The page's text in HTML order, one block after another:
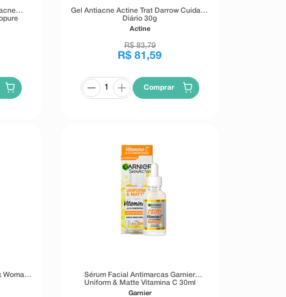
400g
Gel Antiacne Actine Trat Darrow Cuidado
Diário 30g
Actine
R$ 83,79
R$ 81 ,59
Comprar
Woman
Sérum Facial Antimarcas Garnier
Uniform & Matte Vitamina C 30ml
Garnier